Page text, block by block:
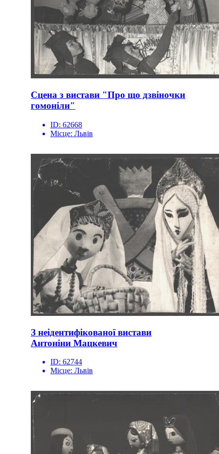
Сцена з вистави "Про що дзвіночки
гомоніли"
ID: 62668
Місце: Львів
З неідентифікованої вистави
Антоніни Мацкевич
ID: 62744
Місце: Львів